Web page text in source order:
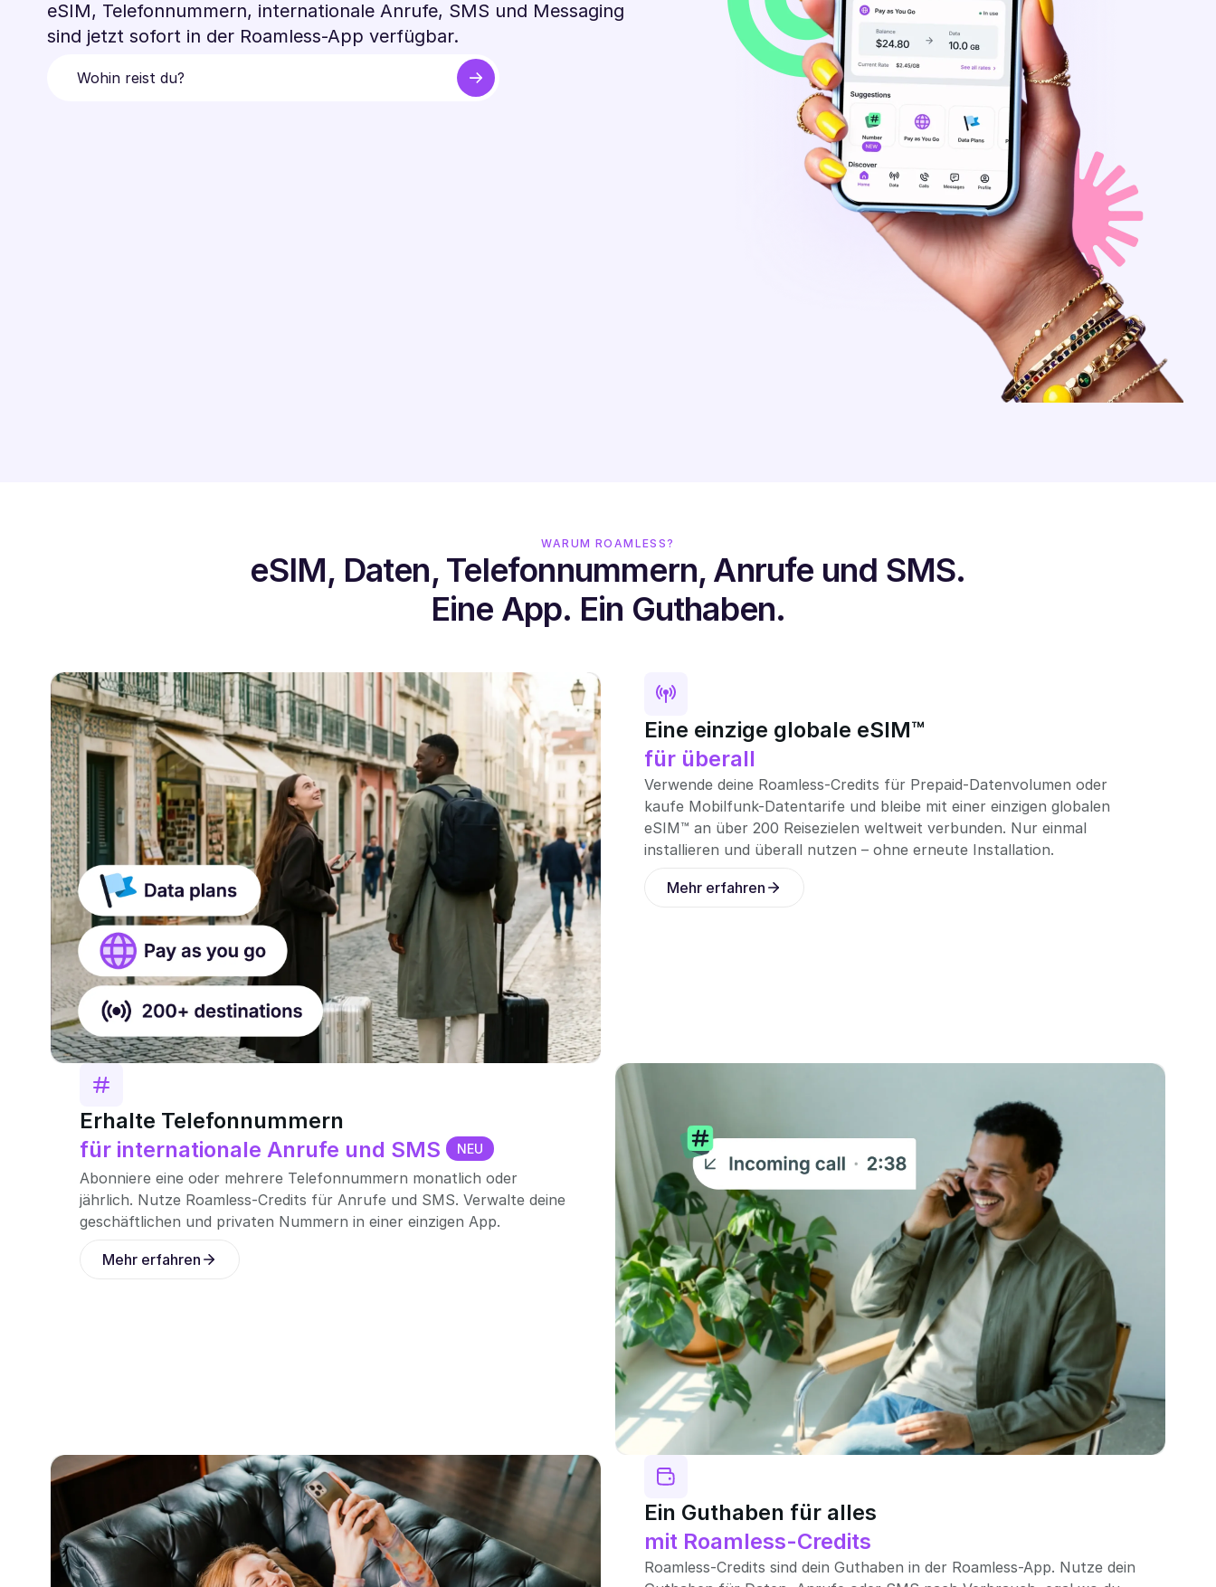
eSIM, Telefonnummern, internationale Anrufe, SMS und Messaging
sind jetzt sofort in der Roamless-App verfügbar.
WARUM ROAMLESS?
eSIM, Daten, Telefonnummern, Anrufe und SMS.
Eine App. Ein Guthaben.
Eine einzige globale eSIM™
für überall
Verwende deine Roamless-Credits für Prepaid-Datenvolumen oder
kaufe Mobilfunk-Datentarife und bleibe mit einer einzigen globalen
eSIM™ an über 200 Reisezielen weltweit verbunden. Nur einmal
installieren und überall nutzen – ohne erneute Installation.
Mehr erfahren
Erhalte Telefonnummern
für internationale Anrufe und SMS
NEU
Abonniere eine oder mehrere Telefonnummern monatlich oder
jährlich. Nutze Roamless-Credits für Anrufe und SMS. Verwalte deine
geschäftlichen und privaten Nummern in einer einzigen App.
Mehr erfahren
Ein Guthaben für alles
mit Roamless-Credits
Roamless-Credits sind dein Guthaben in der Roamless-App. Nutze dein